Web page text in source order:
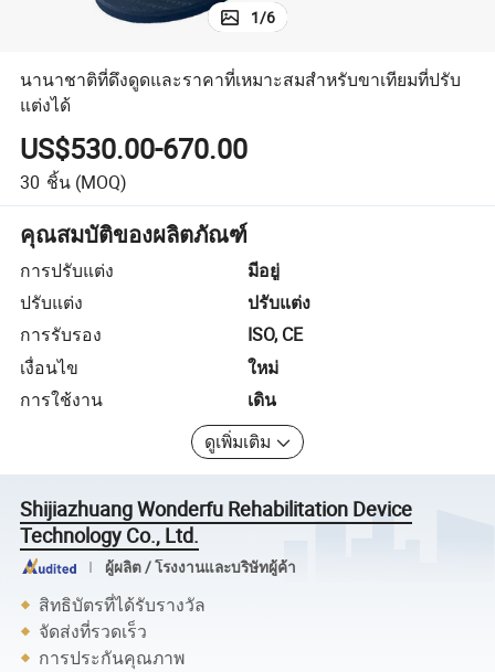
1/6
นานาชาติที่ดึงดูดและราคาที่เหมาะสมสำหรับขาเทียมที่ปรับ
แต่งได้
US$530.00-670.00
30 ชิ้น (MOQ)
คุณสมบัติของผลิตภัณฑ์
การปรับแต่ง
มีอยู่
ปรับแต่ง
ปรับแต่ง
การรับรอง
ISO, CE
เงื่อนไข
ใหม่
การใช้งาน
เดิน
ดูเพิ่มเติม
Shijiazhuang Wonderfu Rehabilitation Device
Technology Co., Ltd.
ผู้ผลิต / โรงงานและบริษัทผู้ค้า
สิทธิบัตรที่ได้รับรางวัล
จัดส่งที่รวดเร็ว
การประกันคุณภาพ